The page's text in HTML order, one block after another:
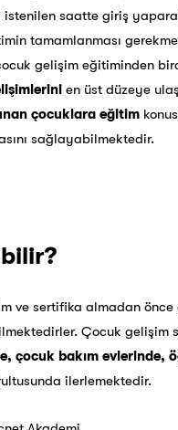
istenilen saatte giriş
tamamlanması
gelişim eğitiminden
en üst düzeye
çocuklara eğitim
sağlayabilmektedir.
ve sertifika almadan önce
Çocuk gelişim
çocuk bakım evlerinde,
ilerlemektedir.